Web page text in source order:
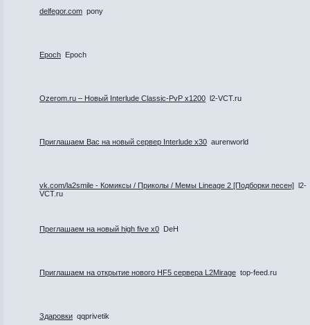
delfegor.com pony
Epoch Epoch
Ozerom.ru – Новый Interlude Classic-PvP x1200 l2-VCT.ru
Приглашаем Вас на новый сервер Interlude x30 aurenworld
vk.com/la2smile - Комиксы / Приколы / Мемы Lineage 2 [Подборки песен] l2-
VCT.ru
Преглашаем на новый high five x0 DeH
Приглашаем на открытие нового HF5 сервера L2Mirage top-feed.ru
Здаровки qqprivetik